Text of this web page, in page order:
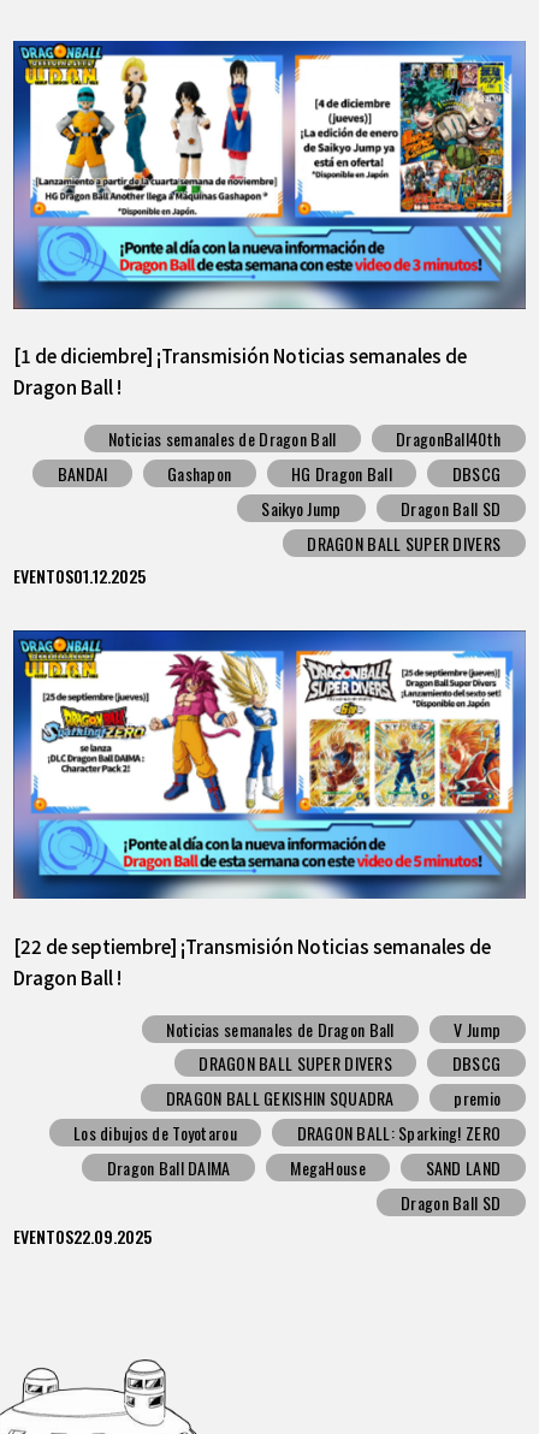
[1 de diciembre] ¡Transmisión Noticias semanales de
Dragon Ball !
Noticias semanales de Dragon Ball
DragonBall40th
BANDAI
Gashapon HG Dragon Ball
DBSCG
Saikyo Jump
Dragon Ball SD
DRAGON BALL SUPER DIVERS
EVENTOS01.12.2025
[22 de septiembre] ¡Transmisión Noticias semanales de
Dragon Ball !
Noticias semanales de Dragon Ball
V Jump
DRAGON BALL SUPER DIVERS
DBSCG
DRAGON BALL GEKISHIN SQUADRA
premio
Los dibujos de Toyotarou
DRAGON BALL: Sparking! ZERO
Dragon Ball DAIMA
MegaHouse
SAND LAND
Dragon Ball SD
EVENTOS22.09.2025